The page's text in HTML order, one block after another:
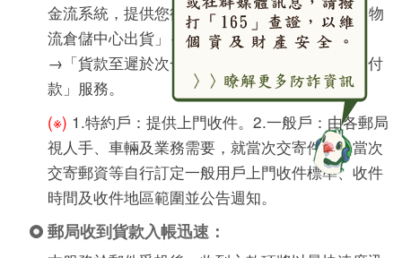
金流系統，提供您從「窗口收寄 /上門收件(※)
/ 物
流倉儲中心出貨」→「遞送」→「貨款收取」
→「貨款至遲於次一營業日入帳」之完整「貨到付
款」服務。
(※) 1.特約戶：提供上門收件。2.一般戶：由各郵局
視人手、車輛及業務需要，就當次交寄件數、當次
交寄郵資等自行訂定一般用戶上門收件標準、收件
時間及收件地區範圍並公告週知。
郵局收到貨款入帳迅速：